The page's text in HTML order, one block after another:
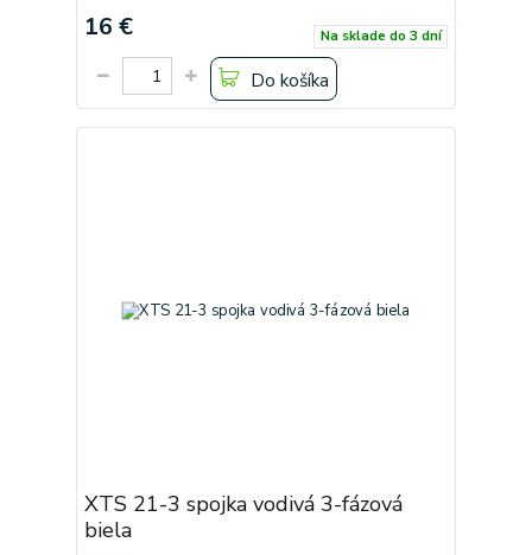
16 € Na sklade do 3 dní
Do košíka
XTS 21-3 spojka vodivá 3-fázová
biela